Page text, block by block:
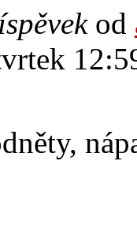
od